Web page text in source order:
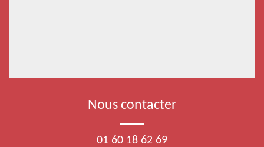
Nous contacter
01 60 18 62 69